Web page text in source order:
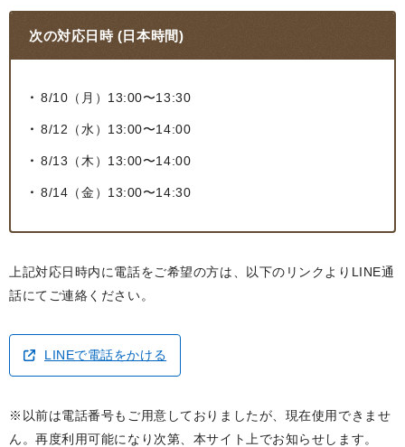
次の対応日時 (日本時間)
8/10（月）13:00〜13:30
8/12（水）13:00〜14:00
8/13（木）13:00〜14:00
8/14（金）13:00〜14:30
上記対応日時内に電話をご希望の方は、以下のリンクよりLINE通
話にてご連絡ください。
LINEで電話をかける
※以前は電話番号もご用意しておりましたが、現在使用できませ
ん。再度利用可能になり次第、本サイト上でお知らせします。